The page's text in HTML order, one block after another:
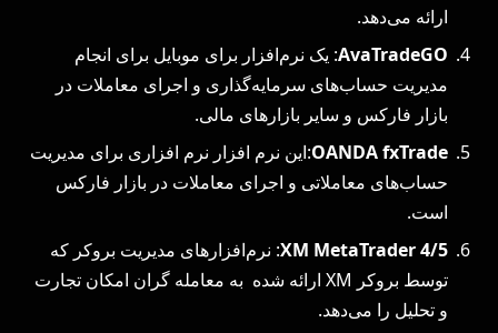
ارائه می‌دهد.
AvaTradeGO: یک نرم‌افزار برای موبایل برای انجام
مدیریت حساب‌های سرمایه‌گذاری و اجرای معاملات در
بازار فارکس و سایر بازارهای مالی.
OANDA fxTrade:این نرم افزار نرم‌ افزاری برای مدیریت
حساب‌های معاملاتی و اجرای معاملات در بازار فارکس
است.
XM MetaTrader 4/5: نرم‌افزارهای مدیریت بروکر که
توسط بروکر XM ارائه شده به معامله ‌گران امکان تجارت
و تحلیل را می‌دهد.